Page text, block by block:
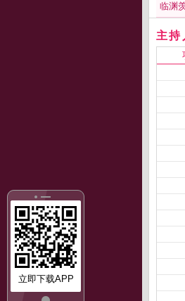
立即下载APP
临渊
主持